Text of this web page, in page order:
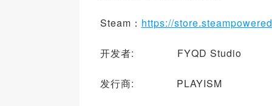
Steam： https://
开发者: FYQD Studio
发行商: PLAYISM